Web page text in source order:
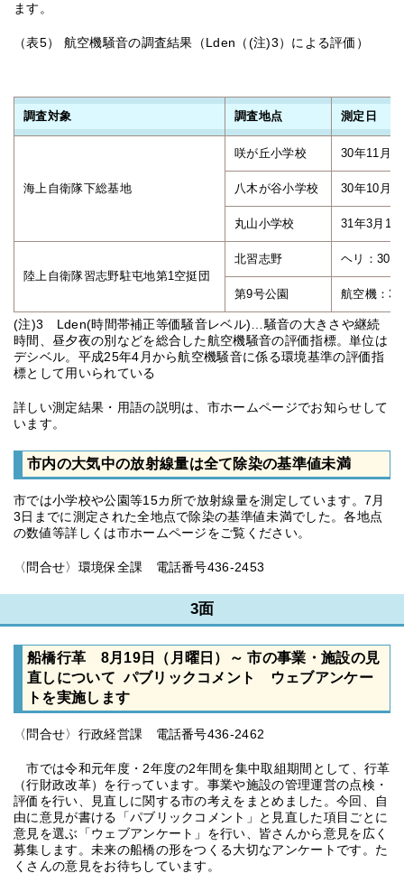
ます。
（表5） 航空機騒音の調査結果（Lden（(注)3）による評価）
調査対象 調査地点 測定日
海上自衛隊下総基地
咲が丘小学校 30年11月
八木が谷小学校 30年10月
丸山小学校 31年3月12
陸上自衛隊習志野駐屯地第1空挺団
北習志野 ヘリ：30
第9号公園 航空機：
(注)3 Lden(時間帯補正等価騒音レベル)…騒音の大きさや継続
時間、昼夕夜の別などを総合した航空機騒音の評価指標。単位は
デシベル。平成25年4月から航空機騒音に係る環境基準の評価指
標として用いられている
詳しい測定結果・用語の説明は、市ホームページでお知らせして
います。
市内の大気中の放射線量は全て除染の基準値未満
市では小学校や公園等15カ所で放射線量を測定しています。7月
3日までに測定された全地点で除染の基準値未満でした。各地点
の数値等詳しくは市ホームページをご覧ください。
〈問合せ〉環境保全課 電話番号436-2453
3面
船橋行革 8月19日（月曜日）～ 市の事業・施設の見
直しについて パブリックコメント ウェブアンケー
トを実施します
〈問合せ〉行政経営課 電話番号436-2462
市では令和元年度・2年度の2年間を集中取組期間として、行革
（行財政改革）を行っています。事業や施設の管理運営の点検・
評価を行い、見直しに関する市の考えをまとめました。今回、自
由に意見が書ける「パブリックコメント」と見直した項目ごとに
意見を選ぶ「ウェブアンケート」を行い、皆さんから意見を広く
募集します。未来の船橋の形をつくる大切なアンケートです。た
くさんの意見をお待ちしています。